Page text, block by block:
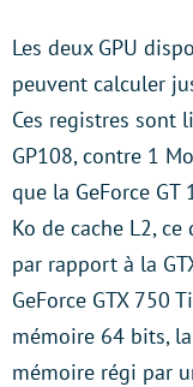
Les deux GPU
peuvent calculer
Ces registres sont
GP108, contre 1
que la GeForce
Ko de cache L2,
par rapport à la
GeForce GTX 750
mémoire 64 bits,
mémoire régi par